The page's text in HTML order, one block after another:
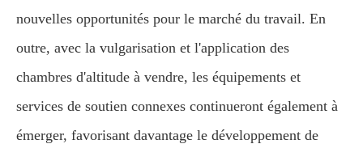
nouvelles opportunités pour le marché du travail. En
outre, avec la vulgarisation et l'application des
chambres d'altitude à vendre, les équipements et
services de soutien connexes continueront également à
émerger, favorisant davantage le développement de